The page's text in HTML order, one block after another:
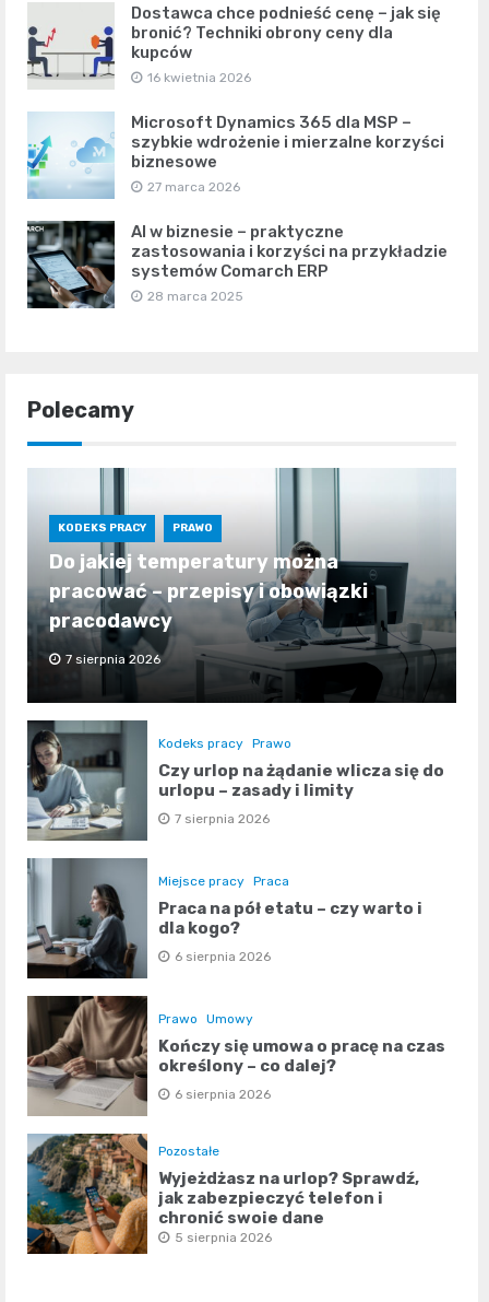
Dostawca chce podnieść cenę – jak się
bronić? Techniki obrony ceny dla
kupców
16 kwietnia 2026
Microsoft Dynamics 365 dla MSP –
szybkie wdrożenie i mierzalne korzyści
biznesowe
27 marca 2026
AI w biznesie – praktyczne
zastosowania i korzyści na przykładzie
systemów Comarch ERP
28 marca 2025
Polecamy
KODEKS PRACY PRAWO
Do jakiej temperatury można
pracować – przepisy i obowiązki
pracodawcy
7 sierpnia 2026
Kodeks pracy Prawo
Czy urlop na żądanie wlicza się do
urlopu – zasady i limity
7 sierpnia 2026
Miejsce pracy Praca
Praca na pół etatu – czy warto i
dla kogo?
6 sierpnia 2026
Prawo Umowy
Kończy się umowa o pracę na czas
określony – co dalej?
6 sierpnia 2026
Pozostałe
Wyjeżdżasz na urlop? Sprawdź,
jak zabezpieczyć telefon i
chronić swoje dane
5 sierpnia 2026